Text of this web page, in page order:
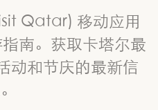
Qatar) 移动应用
南。获取卡塔尔最
动和节庆的最新信